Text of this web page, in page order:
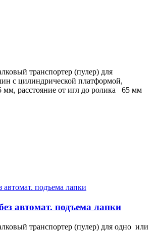
транспортер (пулер) для
с цилиндрической платформой,
расстояние от игл до ролика 65 мм
автомат. подъема лапки
транспортер (пулер) для одно или